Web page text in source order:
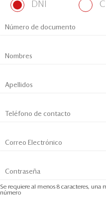
DNI
Se requiere al menos 8 caracteres, una
número